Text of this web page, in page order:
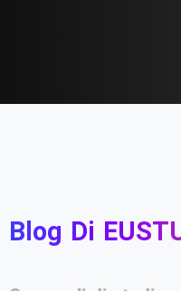
Blog Di